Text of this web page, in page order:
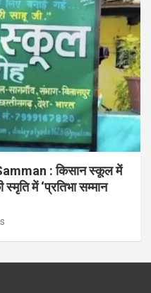
: किसान स्कूल में
में ‘प्रतिभा सम्मान